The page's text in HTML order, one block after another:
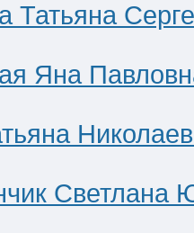
Татьяна
Яна
Светлана